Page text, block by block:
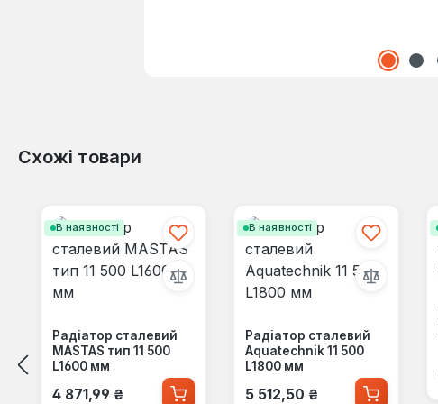
Схожі товари
В наявності
Радіатор сталевий
MASTAS тип 11 500
L1600 мм
Звичайна ціна:
4 871,99 ₴
В наявності
Радіатор сталевий
Aquatechnik 11 500
L1800 мм
Звичайна ціна:
5 512,50 ₴